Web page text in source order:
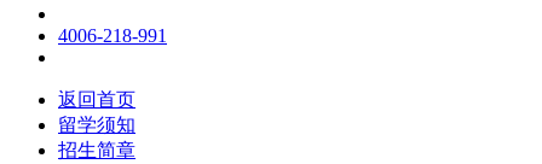
4006-218-991
返回首页
留学须知
招生简章